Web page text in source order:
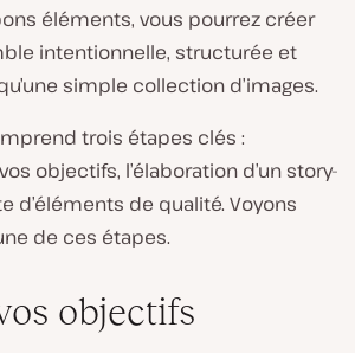
éléments, vous pourrez créer
intentionnelle, structurée et
simple collection d’images.
trois étapes clés :
objectifs, l’élaboration d’un story-
d’éléments de qualité. Voyons
de ces étapes.
objectifs